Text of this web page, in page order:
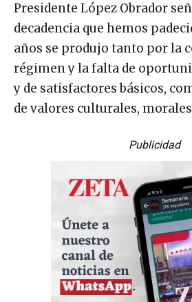
Presidente López Obrador
decadencia que hemos
años se produjo tanto por la
régimen y la falta de
y de satisfactores básicos,
de valores culturales,
Publicidad